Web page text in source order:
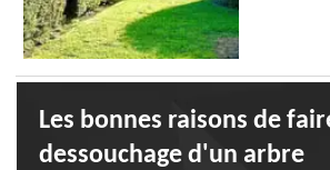
Les bonnes raisons de
dessouchage d'un arbre